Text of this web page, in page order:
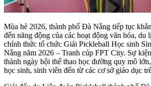
Mùa hè 2026, thành phố Đà Nẵng tiếp tục
đến năng động của các hoạt động văn hóa, du
chính thức tổ chức Giải Pickleball Học sinh
Nẵng năm 2026 – Tranh cúp FPT City. Sự
thành ngày hội thể thao học đường quy mô
học sinh, sinh viên đến từ các cơ sở giáo dục